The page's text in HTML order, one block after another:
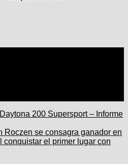
Daytona 200 Supersport – Informe
Roczen se consagra ganador en
conquistar el primer lugar con